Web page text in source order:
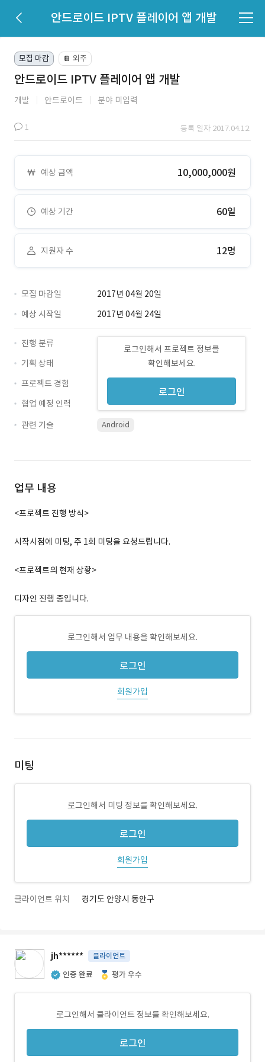
안드로이드 IPTV 플레이어 앱 개발
모집 마감 📔 외주
안드로이드 IPTV 플레이어 앱 개발
개발 안드로이드 분야 미입력
1 등록 일자 2017.04.12.
예상 금액 10,000,000원
예상 기간 60일
지원자 수 12명
모집 마감일
2017년 04월 20일
예상 시작일
2017년 04월 24일
로그인해서 프로젝트 정보를
확인해보세요.
로그인
진행 분류
기획 상태
프로젝트 경험
협업 예정 인력
관련 기술
Android
업무 내용
<프로젝트 진행 방식>
시작시점에 미팅, 주 1회 미팅을 요청드립니다.
<프로젝트의 현재 상황>
디자인 진행 중입니다.
로그인해서 업무 내용을 확인해보세요.
로그인
회원가입
미팅
로그인해서 미팅 정보를 확인해보세요.
로그인
회원가입
클라이언트 위치 경기도 안양시 동안구
jh****** 클라이언트
인증 완료 평가 우수
로그인해서 클라이언트 정보를 확인해보세요.
로그인